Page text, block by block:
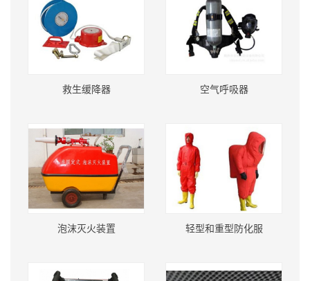
救生缓降器 空气呼吸器
泡沫灭火装置 轻型和重型防化服